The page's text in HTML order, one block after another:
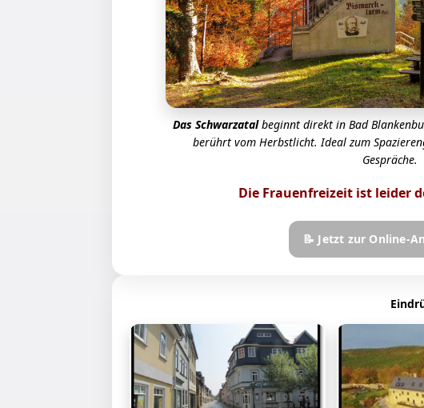
Das Schwarzatalbeginnt direkt in Bad
berührt vom Herbstlicht. Ideal zum
Gespräche.
Die Frauenfreizeit ist leider
📝 Jetzt zur Online-